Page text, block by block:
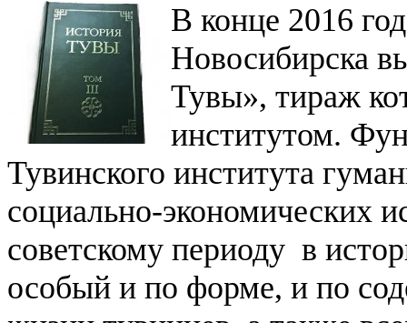
В конце 2016
Новосибирска
Тувы», тираж
институтом.
Тувинского института
социально-экономических
советскому периоду в
особый и по форме, и по